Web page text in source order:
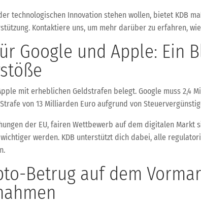
technologischen Innovation stehen wollen, bietet KDB
Kontaktiere uns, um mehr darüber zu erfahren,
Google und Apple: Ein
mit erheblichen Geldstrafen belegt. Google muss 2,4
von 13 Milliarden Euro aufgrund von
der EU, fairen Wettbewerb auf dem digitalen Markt
werden. KDB unterstützt dich dabei, alle
Betrug auf dem